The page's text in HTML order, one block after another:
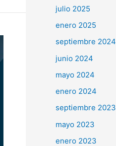
julio 2025
enero 2025
septiembre 2024
junio 2024
mayo 2024
enero 2024
septiembre 2023
mayo 2023
enero 2023